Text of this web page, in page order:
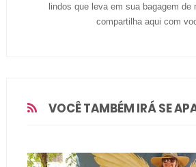
lindos que leva em sua bagagem de
compartilha aqui com
VOCÊ TAMBÉM IRÁ SE